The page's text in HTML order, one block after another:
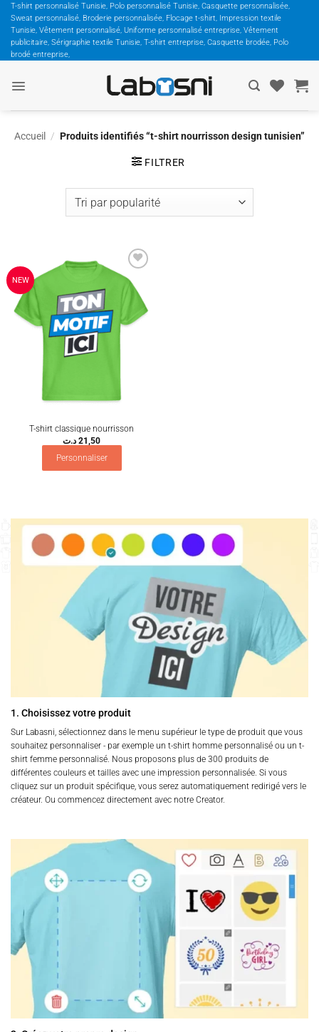
Passer
contenu
T-shirt personnalisé Tunisie, Polo personnalisé Tunisie, Casquette personnalisée,
Sweat personnalisé, Broderie personnalisée, Flocage t-shirt, Impression textile
Tunisie, Vêtement personnalisé, Uniforme personnalisé entreprise, Vêtement
publicitaire, Sérigraphie textile Tunisie, T-shirt entreprise, Casquette brodée, Polo
brodé entreprise,
Accueil / Produits identifiés “t-shirt nourrisson design tunisien”
FILTRER
NEW
Ajouter
à la
wishlist
T-shirt classique nourrisson
21,50 د.ت
Personnaliser
1. Choisissez votre produit
Sur Labasni, sélectionnez dans le menu supérieur le type de produit que vous
souhaitez personnaliser - par exemple un t-shirt homme personnalisé ou un t-
shirt femme personnalisé. Nous proposons plus de 300 produits de
différentes couleurs et tailles avec une impression personnalisée. Si vous
cliquez sur un produit spécifique, vous serez automatiquement redirigé vers le
créateur. Ou commencez directement avec notre Creator.